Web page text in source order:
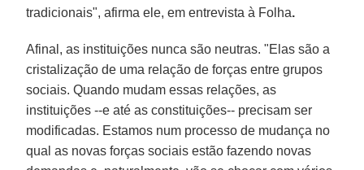
tradicionais", afirma ele, em entrevista à Folha.
Afinal, as instituições nunca são neutras. "Elas são a
cristalização de uma relação de forças entre grupos
sociais. Quando mudam essas relações, as
instituições --e até as constituições-- precisam ser
modificadas. Estamos num processo de mudança no
qual as novas forças sociais estão fazendo novas